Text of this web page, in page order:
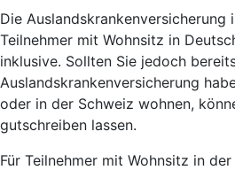
Die Auslandskrankenversicherung
Teilnehmer mit Wohnsitz in
inklusive. Sollten Sie jedoch
Auslandskrankenversicherung
oder in der Schweiz wohnen,
gutschreiben lassen.
Für Teilnehmer mit Wohnsitz in